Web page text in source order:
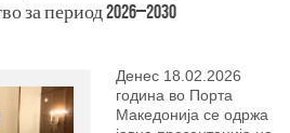
за период 2026–2030
Денес 18.02.2026
година во Порта
Македонија се одржа